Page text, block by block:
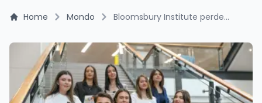
Home Mondo Bloomsbury Institute perde la licenza: prima vittima della stretta UKVI